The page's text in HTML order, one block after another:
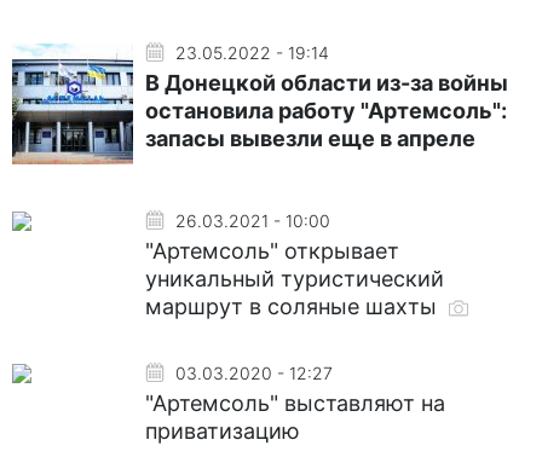
23.05.2022 - 19:14
В Донецкой области из-за войны
остановила работу "Артемсоль":
запасы вывезли еще в апреле
26.03.2021 - 10:00
"Артемсоль" открывает
уникальный туристический
маршрут в соляные шахты
03.03.2020 - 12:27
"Артемсоль" выставляют на
приватизацию